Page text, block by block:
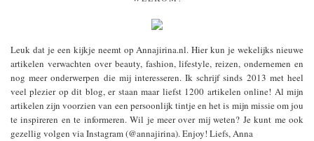
Leuk dat je een kijkje neemt op Annajirina.nl. Hier kun je wekelijks nieuwe
artikelen verwachten over beauty, fashion, lifestyle, reizen, ondernemen en
nog meer onderwerpen die mij interesseren. Ik schrijf sinds 2013 met heel
veel plezier op dit blog, er staan maar liefst 1200 artikelen online! Al mijn
artikelen zijn voorzien van een persoonlijk tintje en het is mijn missie om jou
te inspireren en te informeren. Wil je meer over mij weten? Je kunt me ook
gezellig volgen via Instagram (@annajirina). Enjoy! Liefs, Anna